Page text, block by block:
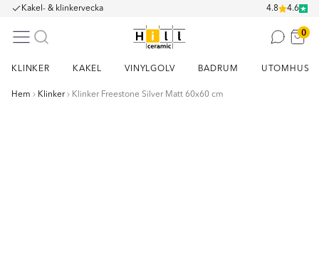
Kakel- & klinkervecka 4.8 4.6
0
KLINKER KAKEL VINYLGOLV BADRUM UTOMHUS
Hem Klinker Klinker Freestone Silver Matt 60x60 cm